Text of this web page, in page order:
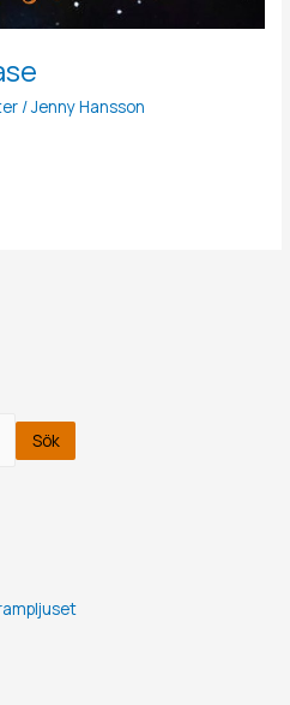
/Jenny Hansson
Sök